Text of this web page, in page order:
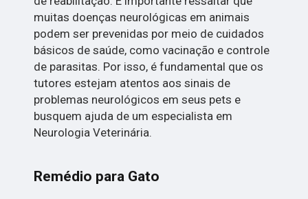
muitas doenças neurológicas em animais
podem ser prevenidas por meio de cuidados
básicos de saúde, como vacinação e controle
de parasitas. Por isso, é fundamental que os
tutores estejam atentos aos sinais de
problemas neurológicos em seus pets e
busquem ajuda de um especialista em
Neurologia Veterinária.
Remédio para Gato